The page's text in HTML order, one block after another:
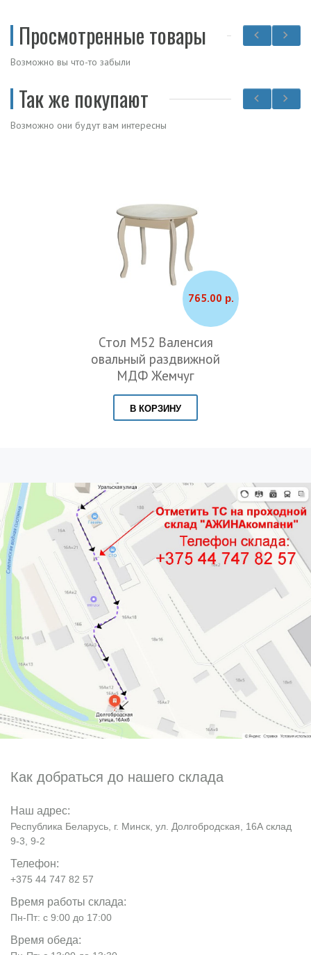
Просмотренные товары
Возможно вы что-то забыли
Так же покупают
Возможно они будут вам интересны
раздвижной
Как добраться до нашего склада
Наш адрес:
Республика Беларусь, г. Минск, ул. Долгобродская, 16А склад
9-3, 9-2
Телефон:
+375 44 747 82 57
Время работы склада:
Пн-Пт: с 9:00 до 17:00
Время обеда: